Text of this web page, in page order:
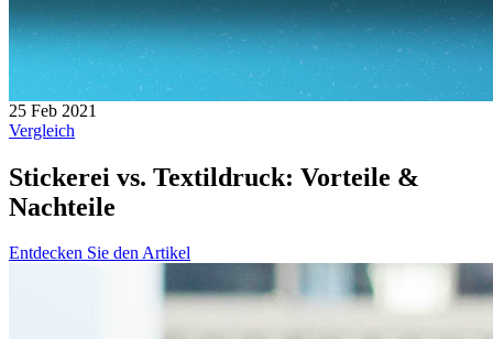
25 Feb 2021
Vergleich
Stickerei vs. Textildruck: Vorteile &
Nachteile
Entdecken Sie den Artikel